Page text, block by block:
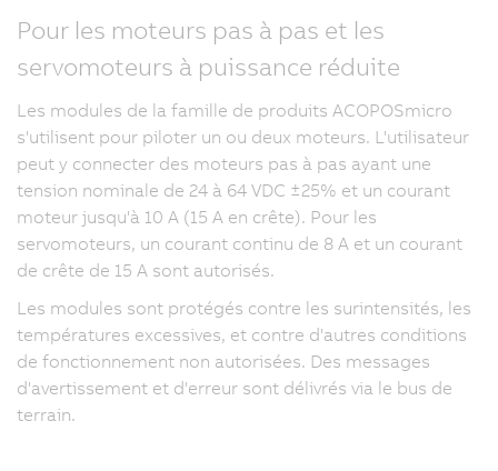
Pour les moteurs pas à pas et les
servomoteurs à puissance réduite
Les modules de la famille de produits ACOPOSmicro
s'utilisent pour piloter un ou deux moteurs. L'utilisateur
peut y connecter des moteurs pas à pas ayant une
tension nominale de 24 à 64 VDC ±25% et un courant
moteur jusqu'à 10 A (15 A en crête). Pour les
servomoteurs, un courant continu de 8 A et un courant
de crête de 15 A sont autorisés.
Les modules sont protégés contre les surintensités, les
températures excessives, et contre d'autres conditions
de fonctionnement non autorisées. Des messages
d'avertissement et d'erreur sont délivrés via le bus de
terrain.